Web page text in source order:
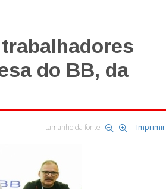
do BB, da
tamanho da fonte Imprimir